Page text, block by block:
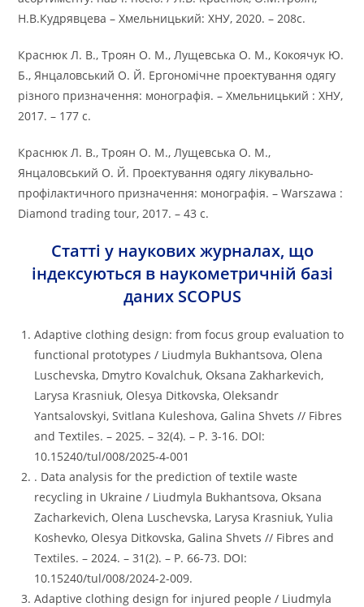
Н.В.Кудрявцева – Хмельницький: ХНУ, 2020. – 208с.
Краснюк Л. В., Троян О. М., Лущевська О. М., Кокоячук Ю.
Б., Янцаловський О. Й. Ергономічне проектування одягу
різного призначення: монографія. – Хмельницький : ХНУ,
2017. – 177 с.
Краснюк Л. В., Троян О. М., Лущевська О. М.,
Янцаловський О. Й. Проектування одягу лікувально-
профілактичного призначення: монографія. – Warszawa :
Diamond trading tour, 2017. – 43 с.
Статті у наукових журналах, що
індексуються в наукометричній базі
даних SCOPUS
Adaptive clothing design: from focus group evaluation to
functional prototypes / Liudmyla Bukhantsova, Olena
Luschevska, Dmytro Kovalchuk, Oksana Zakharkevich,
Larysa Krasniuk, Olesya Ditkovska, Oleksandr
Yantsalovskyi, Svitlana Kuleshova, Galina Shvets // Fibres
and Textiles. – 2025. – 32(4). – P. 3-16. DOI:
10.15240/tul/008/2025-4-001
. Data analysis for the prediction of textile waste
recycling in Ukraine / Liudmyla Bukhantsova, Oksana
Zacharkevich, Olena Luschevska, Larysa Krasniuk, Yulia
Koshevko, Olesya Ditkovska, Galina Shvets // Fibres and
Textiles. – 2024. – 31(2). – P. 66-73. DOI:
10.15240/tul/008/2024-2-009.
Adaptive clothing design for injured people / Liudmyla